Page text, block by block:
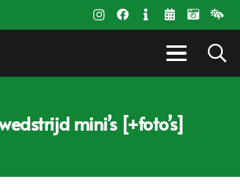
mini’s [+foto’s]